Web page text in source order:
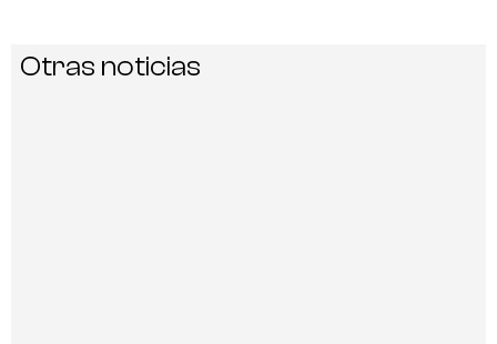
Otras noticias